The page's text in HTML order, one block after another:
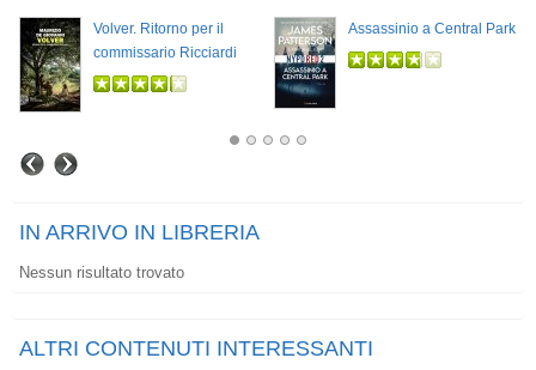
Volver. Ritorno per il
commissario Ricciardi
Assassinio a Central Park
IN ARRIVO IN LIBRERIA
Nessun risultato trovato
ALTRI CONTENUTI INTERESSANTI